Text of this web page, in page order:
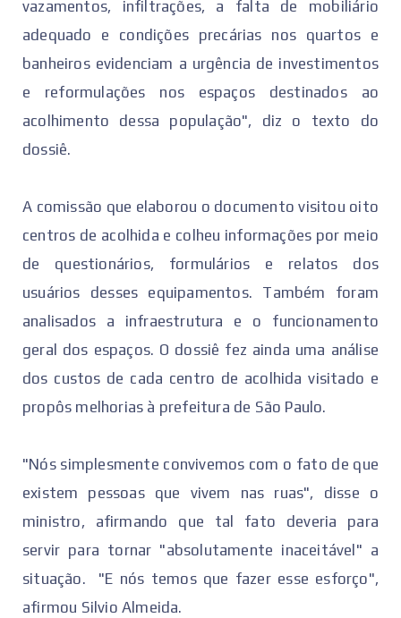
vazamentos, infiltrações, a falta de mobiliário
adequado e condições precárias nos quartos e
banheiros evidenciam a urgência de investimentos
e reformulações nos espaços destinados ao
acolhimento dessa população", diz o texto do
dossiê.
A comissão que elaborou o documento visitou oito
centros de acolhida e colheu informações por meio
de questionários, formulários e relatos dos
usuários desses equipamentos. Também foram
analisados a infraestrutura e o funcionamento
geral dos espaços. O dossiê fez ainda uma análise
dos custos de cada centro de acolhida visitado e
propôs melhorias à prefeitura de São Paulo.
"Nós simplesmente convivemos com o fato de que
existem pessoas que vivem nas ruas", disse o
ministro, afirmando que tal fato deveria para
servir para tornar "absolutamente inaceitável" a
situação. "E nós temos que fazer esse esforço",
afirmou Silvio Almeida.